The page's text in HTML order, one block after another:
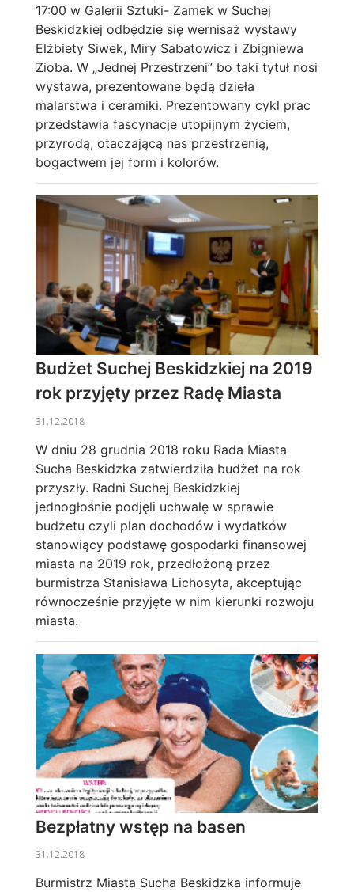
17:00 w Galerii Sztuki- Zamek w Suchej
Beskidzkiej odbędzie się wernisaż wystawy
Elżbiety Siwek, Miry Sabatowicz i Zbigniewa
Zioba. W „Jednej Przestrzeni” bo taki tytuł nosi
wystawa, prezentowane będą dzieła
malarstwa i ceramiki. Prezentowany cykl prac
przedstawia fascynacje utopijnym życiem,
przyrodą, otaczającą nas przestrzenią,
bogactwem jej form i kolorów.
Budżet Suchej Beskidzkiej na 2019
rok przyjęty przez Radę Miasta
31.12.2018
W dniu 28 grudnia 2018 roku Rada Miasta
Sucha Beskidzka zatwierdziła budżet na rok
przyszły. Radni Suchej Beskidzkiej
jednogłośnie podjęli uchwałę w sprawie
budżetu czyli plan dochodów i wydatków
stanowiący podstawę gospodarki finansowej
miasta na 2019 rok, przedłożoną przez
burmistrza Stanisława Lichosyta, akceptując
równocześnie przyjęte w nim kierunki rozwoju
miasta.
Bezpłatny wstęp na basen
31.12.2018
Burmistrz Miasta Sucha Beskidzka informuje